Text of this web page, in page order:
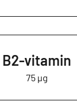
B2-vitamin
75 µg